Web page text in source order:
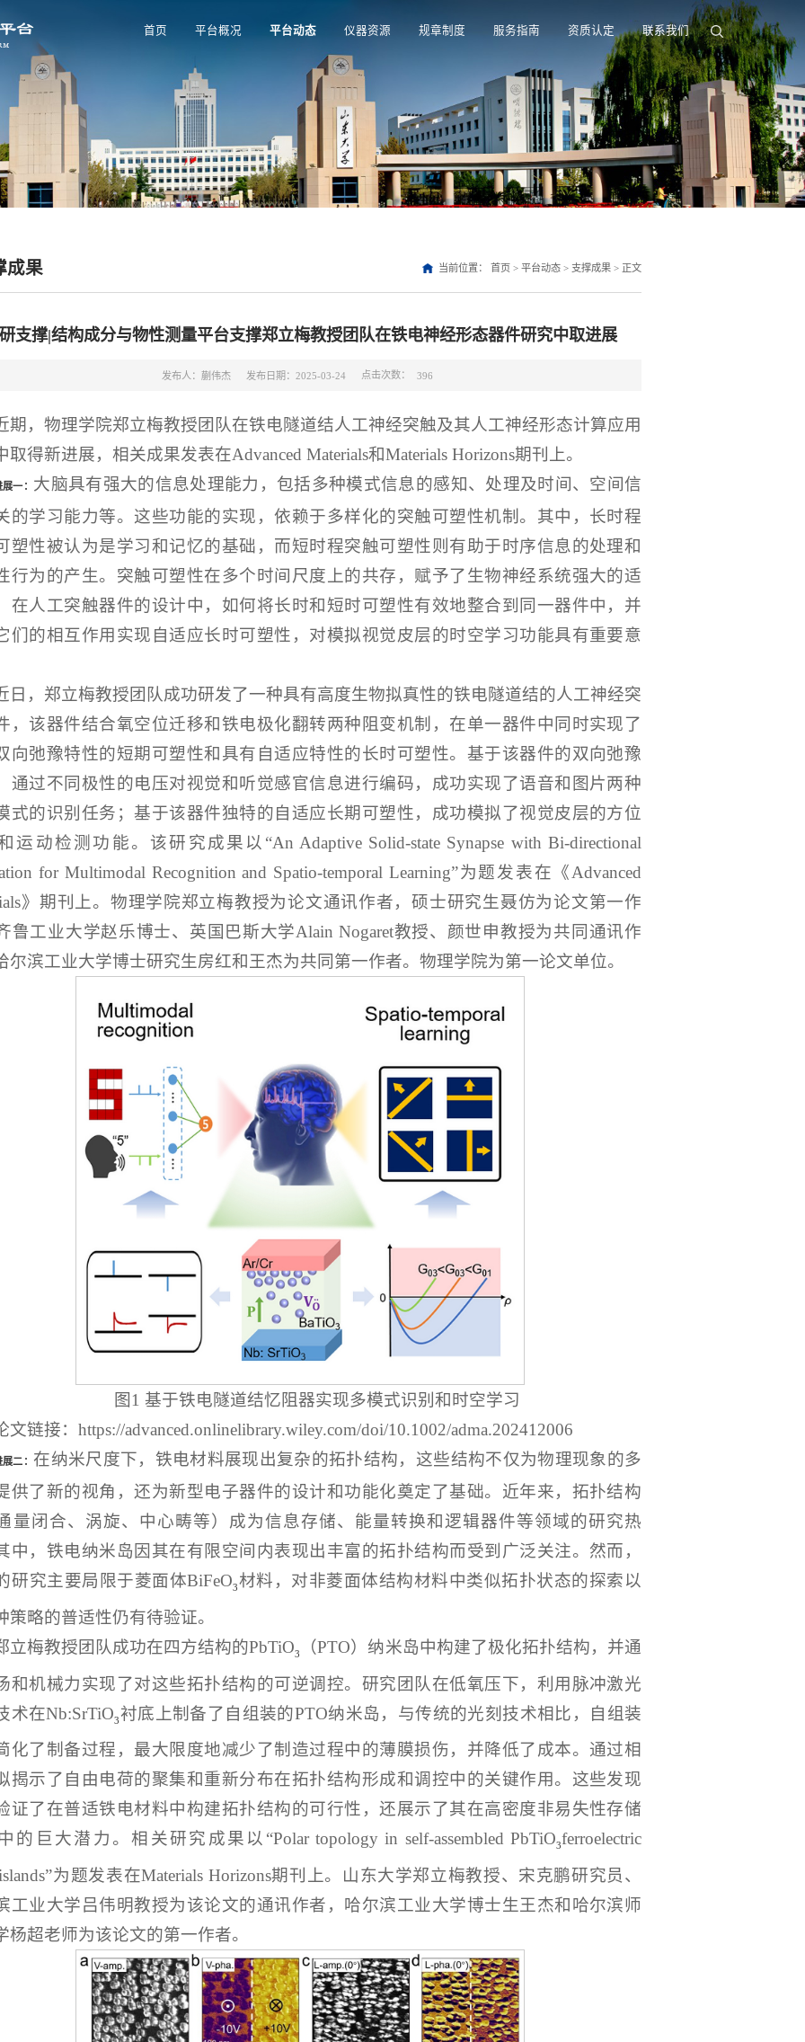
首页 平台概况 平台动态 仪器资源 规章制度 服务指南 资质认定 联系我们
成果 当前位置： 首页 > 平台动态> 支撑成果> 正文
支撑|结构成分与物性测量平台支撑郑立梅教授团队在铁电神经形态器件研究中取进展
发布人：蒯伟杰 发布日期：2025-03-24 点击次数： 396
期， 物理学院郑立梅教授团队在铁电隧道结人工神经突触及其人工神经形态计算应用
取得新进展，相关成果发表在Advanced Materials和Materials Horizons期刊上。
一： 大脑具有强大的信息处理能力，包括多种模式信息的感知、处理及时间、空间信
的学习能力等。这些功能的实现，依赖于多样化的突触可塑性机制。其中，长时程
塑性被认为是学习和记忆的基础，而短时程突触可塑性则有助于时序信息的处理和
行为的产生。突触可塑性在多个时间尺度上的共存，赋予了生物神经系统强大的适
在人工突触器件的设计中，如何将长时和短时可塑性有效地整合到同一器件中，并
们的相互作用实现自适应长时可塑性，对模拟视觉皮层的时空学习功能具有重要意
日，郑立梅教授团队成功研发了一种具有高度生物拟真性的铁电隧道结的人工神经突
，该器件结合氧空位迁移和铁电极化翻转两种阻变机制，在单一器件中同时实现了
向弛豫特性的短期可塑性和具有自适应特性的长时可塑性。基于该器件的双向弛豫
通过不同极性的电压对视觉和听觉感官信息进行编码，成功实现了语音和图片两种
式的识别任务；基于该器件独特的自适应长期可塑性，成功模拟了视觉皮层的方位
运动检测功能。该研究成果以“An Adaptive Solid-state Synapse with Bi-directional
for Multimodal Recognition and Spatio-temporal Learning”为题发表在《Advanced
》期刊上。物理学院郑立梅教授为论文通讯作者，硕士研究生聂仿为论文第一作
鲁工业大学赵乐博士、英国巴斯大学Alain Nogaret教授、颜世申教授为共同通讯作
尔滨工业大学博士研究生房红和王杰为共同第一作者。物理学院为第一论文单位。
图1 基于铁电隧道结忆阻器实现多模式识别和时空学习
文链接：https://advanced.onlinelibrary.wiley.com/doi/10.1002/adma.202412006
二： 在纳米尺度下，铁电材料展现出复杂的拓扑结构，这些结构不仅为物理现象的多
供了新的视角，还为新型电子器件的设计和功能化奠定了基础。近年来，拓扑结构
量闭合、涡旋、中心畴等）成为信息存储、能量转换和逻辑器件等领域的研究热
中，铁电纳米岛因其在有限空间内表现出丰富的拓扑结构而受到广泛关注。然而，
研究主要局限于菱面体BiFeO3材料，对非菱面体结构材料中类似拓扑状态的探索以
策略的普适性仍有待验证。
立梅教授团队成功在四方结构的PbTiO3
（PTO）纳米岛中构建了极化拓扑结构，并通
和机械力实现了对这些拓扑结构的可逆调控。研究团队在低氧压下，利用脉冲激光
术在Nb:SrTiO3 衬底上制备了自组装的PTO纳米岛，与传统的光刻技术相比，自组装
化了制备过程，最大限度地减少了制造过程中的薄膜损伤，并降低了成本。通过相
揭示了自由电荷的聚集和重新分布在拓扑结构形成和调控中的关键作用。这些发现
证了在普适铁电材料中构建拓扑结构的可行性，还展示了其在高密度非易失性存储
的巨大潜力。相关研究成果以“Polar topology in self-assembled PbTiO3ferroelectric
为题发表在Materials Horizons期刊上。山东大学郑立梅教授、宋克鹏研究员、
工业大学吕伟明教授为该论文的通讯作者，哈尔滨工业大学博士生王杰和哈尔滨师
杨超老师为该论文的第一作者。